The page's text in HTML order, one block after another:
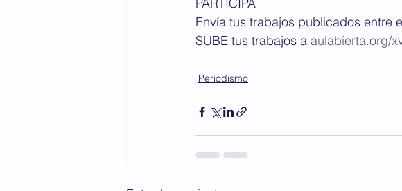
Envía tus trabajos publicados entre
SUBE tus trabajos a aulabierta.org/
Periodismo